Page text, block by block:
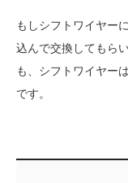
もしシフトワイヤー
込んで交換してもら
も、シフトワイヤー
です。